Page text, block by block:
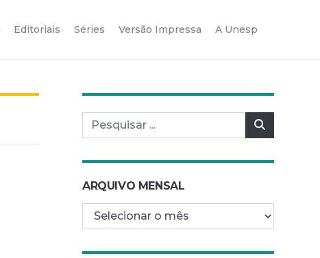
Editoriais Séries Versão Impressa A Unesp
Pesquisar por:
ARQUIVO MENSAL
Arquivo mensal